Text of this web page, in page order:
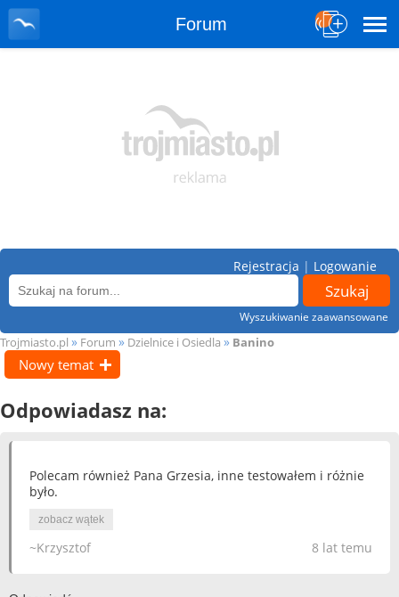
Forum
Wyszukiwanie zaawansowane
Rejestracja | Logowanie
Trojmiasto.pl » Forum » Dzielnice i Osiedla » Banino
Nowy temat
Odpowiadasz na:
Polecam również Pana Grzesia, inne testowałem i różnie
było.
zobacz wątek
8 lat temu
~Krzysztof